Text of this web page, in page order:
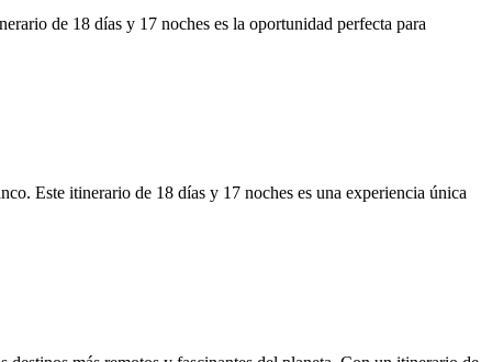
de 18 días y 17 noches es la oportunidad perfecta para
Este itinerario de 18 días y 17 noches es una experiencia única